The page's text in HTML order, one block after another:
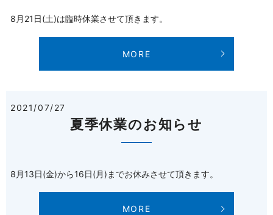
8月21日(土)は臨時休業させて頂きます。
MORE
2021/07/27
夏季休業のお知らせ
8月13日(金)から16日(月)までお休みさせて頂きます。
MORE